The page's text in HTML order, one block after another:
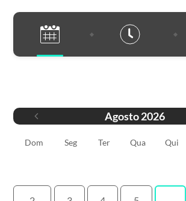
Agosto2026
Dom Seg Ter Qua Qui